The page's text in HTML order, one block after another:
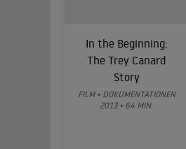
In the Beginning:
The Trey Canard
Story
FILM • DOKUMENTATIONEN
2013 • 64 MIN.